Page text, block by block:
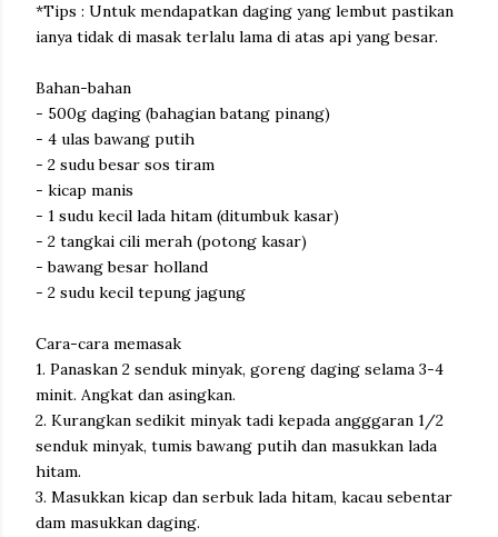
*Tips : Untuk mendapatkan daging yang lembut pastikan
ianya tidak di masak terlalu lama di atas api yang besar.
Bahan-bahan
- 500g daging (bahagian batang pinang)
- 4 ulas bawang putih
- 2 sudu besar sos tiram
- kicap manis
- 1 sudu kecil lada hitam (ditumbuk kasar)
- 2 tangkai cili merah (potong kasar)
- bawang besar holland
- 2 sudu kecil tepung jagung
Cara-cara memasak
1. Panaskan 2 senduk minyak, goreng daging selama 3-4
minit. Angkat dan asingkan.
2. Kurangkan sedikit minyak tadi kepada angggaran 1/2
senduk minyak, tumis bawang putih dan masukkan lada
hitam.
3. Masukkan kicap dan serbuk lada hitam, kacau sebentar
dam masukkan daging.